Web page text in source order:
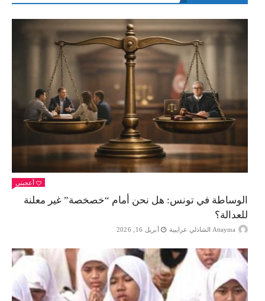
أعجبني
الوساطة في تونس: هل نحن أمام “خصخصة” غير معلنة
للعدالة؟
Attayma الشاذلي عرايبية أبريل 16, 2026